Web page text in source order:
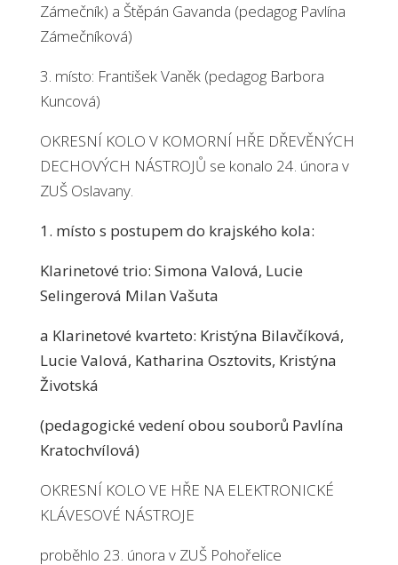
Zámečník) a Štěpán Gavanda (pedagog Pavlína
Zámečníková)
3. místo: František Vaněk (pedagog Barbora
Kuncová)
OKRESNÍ KOLO V KOMORNÍ HŘE DŘEVĚNÝCH
DECHOVÝCH NÁSTROJŮ se konalo 24. února v
ZUŠ Oslavany.
1. místo s postupem do krajského kola:
Klarinetové trio: Simona Valová, Lucie
Selingerová Milan Vašuta
a Klarinetové kvarteto: Kristýna Bilavčíková,
Lucie Valová, Katharina Osztovits, Kristýna
Životská
(pedagogické vedení obou souborů Pavlína
Kratochvílová)
OKRESNÍ KOLO VE HŘE NA ELEKTRONICKÉ
KLÁVESOVÉ NÁSTROJE
proběhlo 23. února v ZUŠ Pohořelice